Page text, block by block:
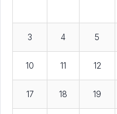
3 4 5
10 11 12
17 18 19